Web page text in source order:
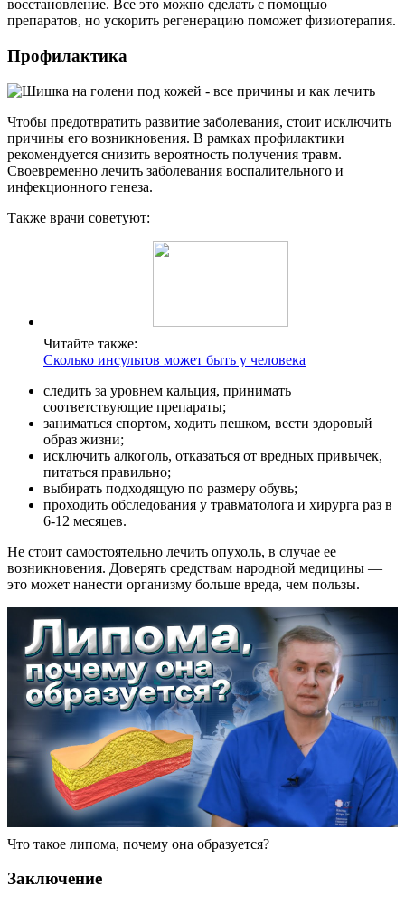
восстановление. Все это можно сделать с помощью
препаратов, но ускорить регенерацию поможет физиотерапия.
Профилактика
Чтобы предотвратить развитие заболевания, стоит исключить
причины его возникновения. В рамках профилактики
рекомендуется снизить вероятность получения травм.
Своевременно лечить заболевания воспалительного и
инфекционного генеза.
Также врачи советуют:
Читайте также:
Сколько инсультов может быть у человека
следить за уровнем кальция, принимать
соответствующие препараты;
заниматься спортом, ходить пешком, вести здоровый
образ жизни;
исключить алкоголь, отказаться от вредных привычек,
питаться правильно;
выбирать подходящую по размеру обувь;
проходить обследования у травматолога и хирурга раз в
6-12 месяцев.
Не стоит самостоятельно лечить опухоль, в случае ее
возникновения. Доверять средствам народной медицины —
это может нанести организму больше вреда, чем пользы.
Что такое липома, почему она образуется?
Заключение